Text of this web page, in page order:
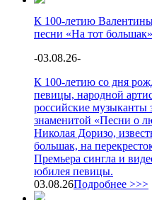
К 100-летию
песни «На тот
-03.08.26-
К 100-летию со дня
певицы, народной
российские музыканты
знаменитой «Песни о
Николая Доризо,
большак, на
Премьера сингла и
юбилея певицы.
03.08.26Подробнее >>>